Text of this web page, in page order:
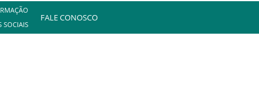
SOCIAIS
FALE CONOSCO